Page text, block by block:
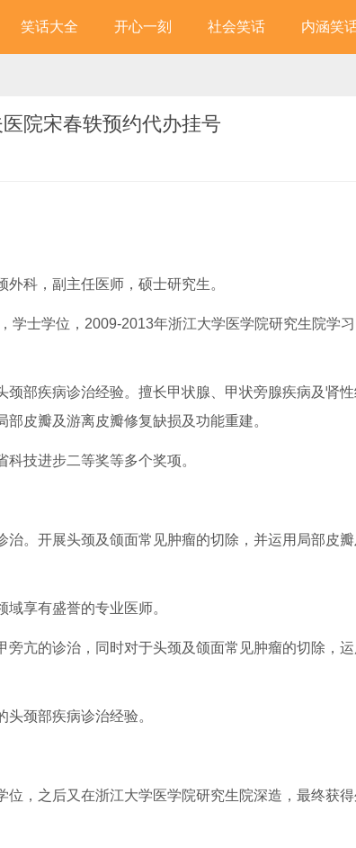
笑话大全 开心一刻 社会笑话 内涵笑
院宋春轶预约代办挂号
科，副主任医师，硕士研究生。
学士学位，2009-2013年浙江大学医学院研究生院学
部疾病诊治经验。擅长甲状腺、甲状旁腺疾病及肾
皮瓣及游离皮瓣修复缺损及功能重建。
技进步二等奖等多个奖项。
。开展头颈及颌面常见肿瘤的切除，并运用局部皮
享有盛誉的专业医师。
亢的诊治，同时对于头颈及颌面常见肿瘤的切除，
颈部疾病诊治经验。
，之后又在浙江大学医学院研究生院深造，最终获得